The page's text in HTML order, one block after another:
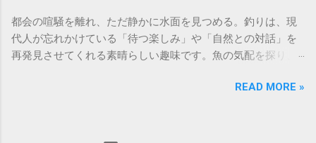
小さなテーマを決めることで、目的地選びに軸が生まれま
す。 あえて「何もない」を選ぶ： 有名な観光地を巡るだけで
なく、静かな村や自然豊かなリゾートなど、喧騒から離れた
場所を選ぶのも大人の贅沢です。 目的地が決まったら、現地
の歴史や文化を少しだけ予習しておきましょう。背景を知る
パチと薪がはぜる音、ゆらゆらと揺れるオレンジ色の炎に
は、「1/fゆらぎ」と呼ばれるリラックス効果があると言われ
ています。 焚き火を最大限に楽しむためのポイント 薪の種類
いナラやクヌギなどの広葉樹を組み合わせるのがコツです。
都会の喧騒を離れ、ただ静かに水面を見つめる。釣りは、現
代人が忘れかけている「待つ楽しみ」や「自然との対話」を
再発見させてくれる素晴らしい趣味です。魚の気配を探り、
わる力強い「引き」を感じたとき、日常の悩みはどこかへ吹
い知恵比べの舞台に立つことができます。今回は、これから
READ MORE »